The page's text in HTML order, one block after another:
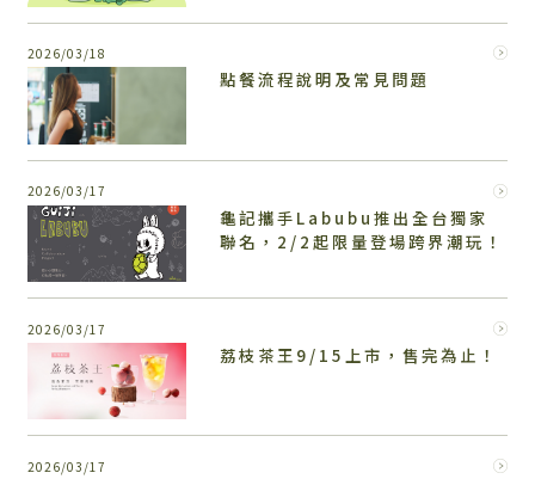
2026/03/18
點餐流程說明及常見問題
2026/03/17
龜記攜手Labubu推出全台獨家
聯名，2/2起限量登場跨界潮玩！
2026/03/17
荔枝茶王9/15上市，售完為止！
2026/03/17